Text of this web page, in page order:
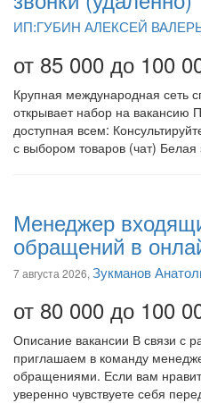
ИП:ГУБИН АЛЕКСЕЙ
от 85 000 до 100
Крупная международная сеть
открывает набор на вакансию
доступная всем:
с выбором товаров (чат) Белая
Менеджер
обращений в
7 августа 2026, Зукманов
от 80 000 до 100
Описание вакансии В связи с
приглашаем в команду
обращениями. Если вам
уверенно чувствуете себя